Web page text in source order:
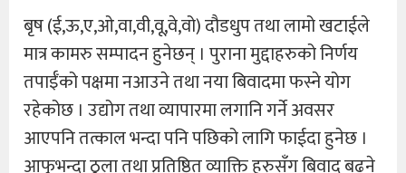
बृष (ई,ऊ,ए,ओ,वा,वी,वू,वे,वो) दौडधुप तथा लामो खटाईले
मात्र कामरु सम्पादन हुनेछन् । पुराना मुद्दाहरुको निर्णय
तपाईँको पक्षमा नआउने तथा नया बिवादमा फस्ने योग
रहेकोछ । उद्योग तथा व्यापारमा लगानि गर्ने अवसर
आएपनि तत्काल भन्दा पनि पछिको लागि फाईदा हुनेछ ।
आफुभन्दा ठुला तथा प्रतिष्ठित व्याक्ति हरुसँग बिवाद बढ्ने